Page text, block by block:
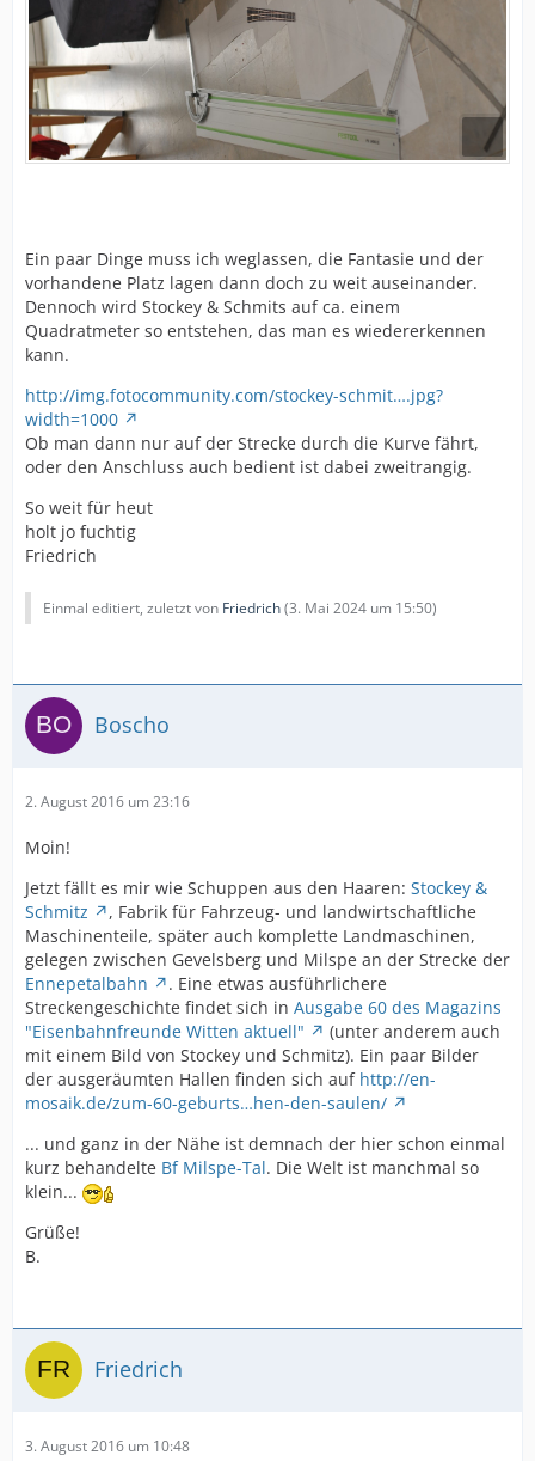
Ein paar Dinge muss ich weglassen, die Fantasie und der
vorhandene Platz lagen dann doch zu weit auseinander.
Dennoch wird Stockey & Schmits auf ca. einem
Quadratmeter so entstehen, das man es wiedererkennen
kann.
http://img.fotocommunity.com/stockey-schmit….jpg?
width=1000
Ob man dann nur auf der Strecke durch die Kurve fährt,
oder den Anschluss auch bedient ist dabei zweitrangig.
So weit für heut
holt jo fuchtig
Friedrich
Einmal editiert, zuletzt von Friedrich(3. Mai 2024 um 15:50)
Boscho
2. August 2016 um 23:16
Moin!
Jetzt fällt es mir wie Schuppen aus den Haaren: Stockey &
Schmitz
, Fabrik für Fahrzeug- und landwirtschaftliche
Maschinenteile, später auch komplette Landmaschinen,
gelegen zwischen Gevelsberg und Milspe an der Strecke der
Ennepetalbahn
. Eine etwas ausführlichere
Streckengeschichte findet sich in Ausgabe 60 des Magazins
"Eisenbahnfreunde Witten aktuell"
(unter anderem auch
mit einem Bild von Stockey und Schmitz). Ein paar Bilder
der ausgeräumten Hallen finden sich auf http://en-
mosaik.de/zum-60-geburts…hen-den-saulen/
... und ganz in der Nähe ist demnach der hier schon einmal
kurz behandelte Bf Milspe-Tal. Die Welt ist manchmal so
klein...
Grüße!
B.
Friedrich
3. August 2016 um 10:48